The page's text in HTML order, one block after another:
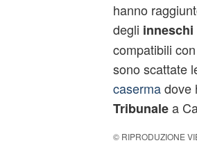
hanno
degli
compatibili
sono scattate
casermadove
Tribunalea
© RIPRODUZIONE